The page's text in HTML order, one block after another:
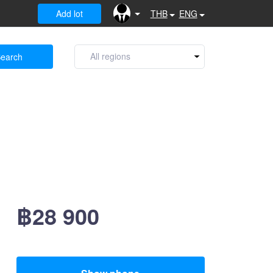
Add lot THB ENG
฿28 900